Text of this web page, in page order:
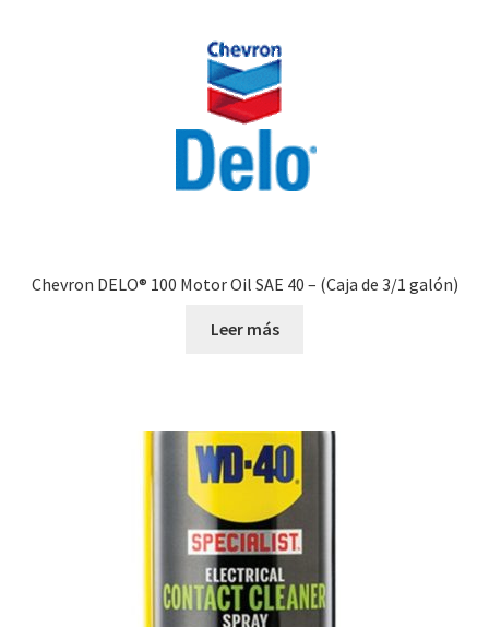
Chevron DELO® 100 Motor Oil SAE 40 – (Caja de 3/1 galón)
Leer más